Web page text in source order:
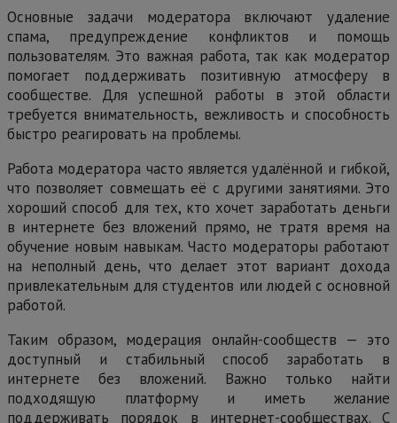
Основные задачи модератора включают удаление
спама, предупреждение конфликтов и помощь
пользователям. Это важная работа, так как модератор
помогает поддерживать позитивную атмосферу в
сообществе. Для успешной работы в этой области
требуется внимательность, вежливость и способность
быстро реагировать на проблемы.
Работа модератора часто является удалённой и гибкой,
что позволяет совмещать её с другими занятиями. Это
хороший способ для тех, кто хочет заработать деньги
в интернете без вложений прямо, не тратя время на
обучение новым навыкам. Часто модераторы работают
на неполный день, что делает этот вариант дохода
привлекательным для студентов или людей с основной
работой.
Таким образом, модерация онлайн-сообществ — это
доступный и стабильный способ заработать в
интернете без вложений. Важно только найти
подходящую платформу и иметь желание
поддерживать порядок в интернет-сообществах. С